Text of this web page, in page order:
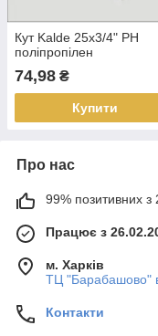
Кут Kalde 25х3/4" РН
поліпропілен
74,98 ₴
Купити
Про нас
99% позитивних з
Працює з
м. Харків
ТЦ "Барабашово"
Контакти